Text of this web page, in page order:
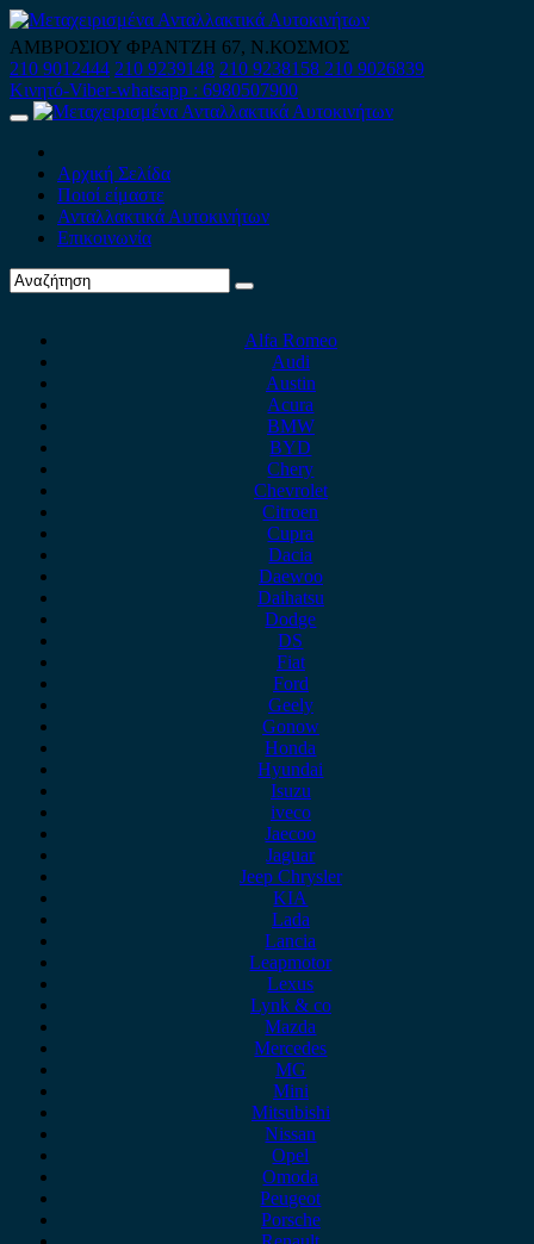
Skip
to
content
ΑΜΒΡΟΣΙΟΥ ΦΡΑΝΤΖΗ 67, Ν.ΚΟΣΜΟΣ
210 9012444 210 9239148 210 9238158 210 9026839
Κινητό-Viber-whatsapp : 6980507900
Primary
Αρχική Σελίδα
Ποιοί είμαστε
Ανταλλακτικά Αυτοκινήτων
Επικοινωνία
Alfa Romeo
Audi
Austin
Acura
BMW
BYD
Chery
Chevrolet
Citroen
Cupra
Dacia
Daewoo
Daihatsu
Dodge
DS
Fiat
Ford
Geely
Gonow
Honda
Hyundai
Isuzu
iveco
Jaecoo
Jaguar
Jeep Chrysler
KIA
Lada
Lancia
Leapmotor
Lexus
Lynk & co
Mazda
Mercedes
MG
Mini
Mitsubishi
Nissan
Opel
Omoda
Peugeot
Porsche